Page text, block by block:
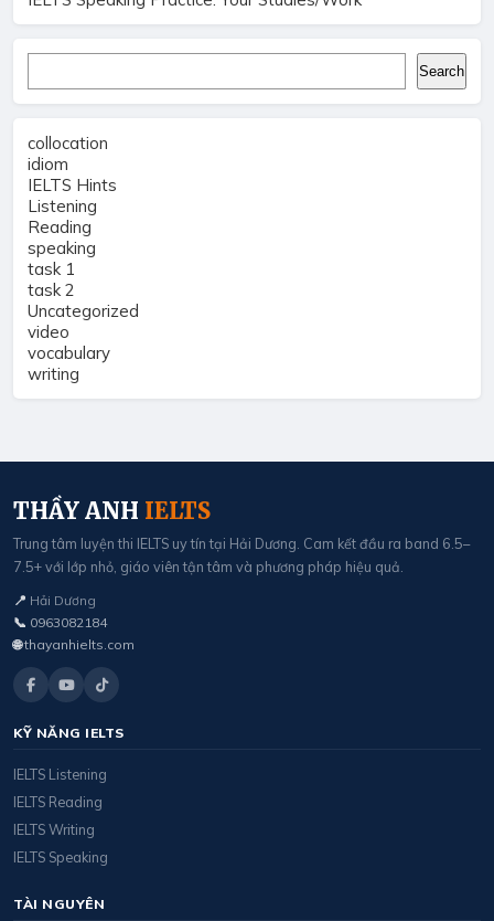
Search
collocation
idiom
IELTS Hints
Listening
Reading
speaking
task 1
task 2
Uncategorized
video
vocabulary
writing
THẦY ANH IELTS
Trung tâm luyện thi IELTS uy tín tại Hải Dương. Cam kết đầu ra band 6.5–
7.5+ với lớp nhỏ, giáo viên tận tâm và phương pháp hiệu quả.
📍 Hải Dương
📞 0963082184
🌐 thayanhielts.com
KỸ NĂNG IELTS
IELTS Listening
IELTS Reading
IELTS Writing
IELTS Speaking
TÀI NGUYÊN